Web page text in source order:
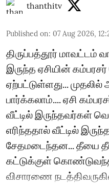
thanthitv
Published on: 07 Aug 2026,
திருப்பத்தூர் மாவட்டம்
இருந்த ஏசியின்
ஏற்பட்டுள்ளது...
பார்க்கலாம்.... ஏசி
வீட்டில் இருந்தவர்கள்
எரிந்ததால் வீட்டில்
சேதமடைந்தன... தீயை
கட்டுக்குள்
விசாரணை